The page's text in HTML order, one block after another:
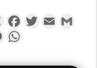
PartagerFacebookTwitterEmail
Messenger